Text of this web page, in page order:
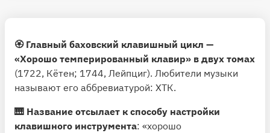
🏵 Главный баховский клавишный цикл —
«Хорошо темперированный клавир» в двух томах
(1722, Кётен; 1744, Лейпциг). Любители музыки
называют его аббревиатурой: ХТК.
🎹 Название отсылает к способу настройки
клавишного инструмента: «хорошо